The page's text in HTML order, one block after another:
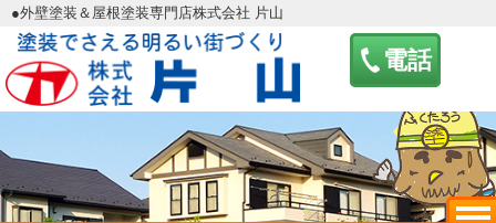
電話
●外壁塗装＆屋根塗装専門店株式会社 片山